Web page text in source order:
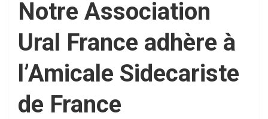
Notre Association
Ural France adhère à
l’Amicale Sidecariste
de France